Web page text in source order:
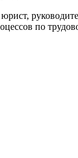
юрист,
по